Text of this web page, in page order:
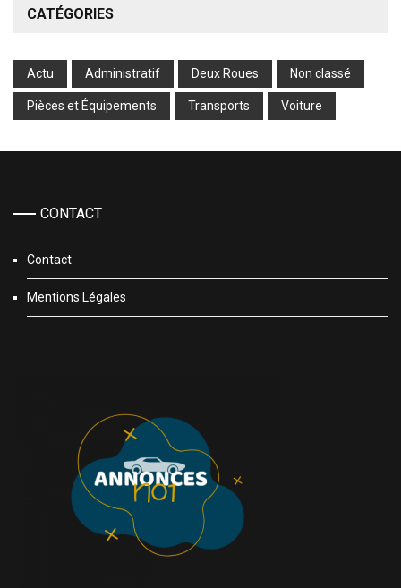
CATÉGORIES
Actu Administratif Deux Roues Non classé
Pièces et Équipements Transports Voiture
CONTACT
Contact
Mentions Légales